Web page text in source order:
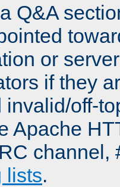
Q&A
or
if they
invalid/off-
Apache
channel,
lists.